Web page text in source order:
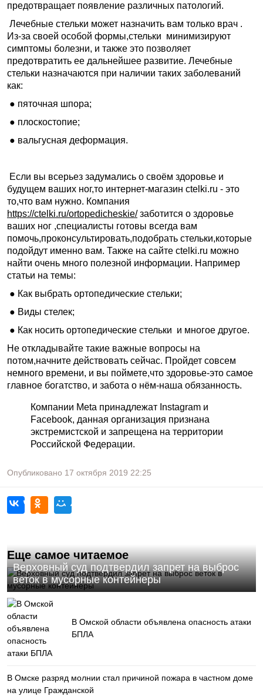
предотвращает появление различных патологий.
Лечебные стельки может назначить вам только врач .
Из-за своей особой формы,стельки минимизируют
симптомы болезни, и также это позволяет
предотвратить ее дальнейшее развитие. Лечебные
стельки назначаются при наличии таких заболеваний
как:
● пяточная шпора;
● плоскостопие;
● вальгусная деформация.
Если вы всерьез задумались о своём здоровье и
будущем ваших ног,то интернет-магазин ctelki.ru - это
то,что вам нужно. Компания
https://ctelki.ru/ortopedicheskie/заботится о здоровье
ваших ног ,специалисты готовы всегда вам
помочь,проконсультировать,подобрать стельки,которые
подойдут именно вам. Также на сайте ctelki.ru можно
найти очень много полезной информации. Например
статьи на темы:
● Как выбрать ортопедические стельки;
● Виды стелек;
● Как носить ортопедические стельки и многое другое.
Не откладывайте такие важные вопросы на
потом,начните действовать сейчас. Пройдет совсем
немного времени, и вы поймете,что здоровье-это самое
главное богатство, и забота о нём-наша обязанность.
Компании Meta принадлежат Instagram и
Facebook, данная организация признана
экстремистской и запрещена на территории
Российской Федерации.
Опубликовано 17 октября 2019 22:25
Еще самое читаемое
Верховный суд подтвердил запрет на выброс
веток в мусорные контейнеры
В Омской области объявлена опасность атаки
БПЛА
В Омске разряд молнии стал причиной пожара в частном доме
на улице Гражданской